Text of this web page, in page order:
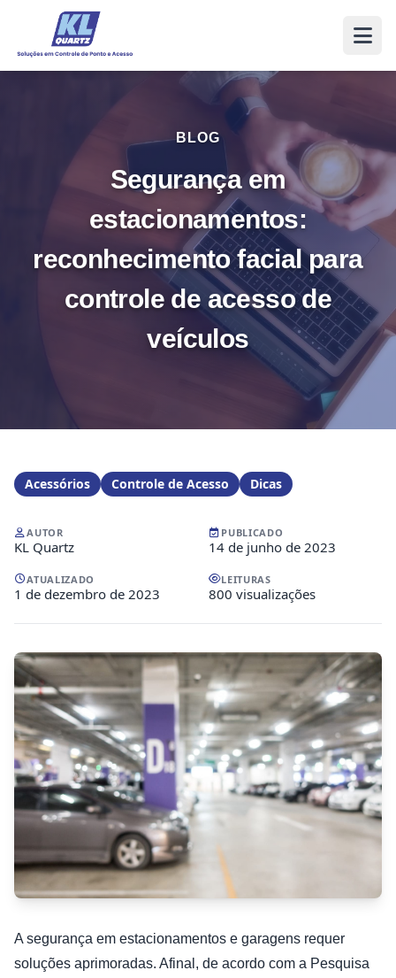
BLOG
Segurança em
estacionamentos:
reconhecimento facial para
controle de acesso de
veículos
Acessórios Controle de Acesso Dicas
AUTOR
KL Quartz
PUBLICADO
14 de junho de 2023
ATUALIZADO
1 de dezembro de 2023
LEITURAS
800 visualizações
A segurança em estacionamentos e garagens requer
soluções aprimoradas. Afinal, de acordo com a Pesquisa